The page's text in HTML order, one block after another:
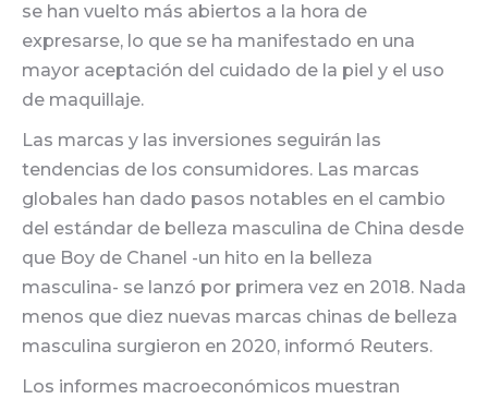
se han vuelto más abiertos a la hora de
expresarse, lo que se ha manifestado en una
mayor aceptación del cuidado de la piel y el uso
de maquillaje.
Las marcas y las inversiones seguirán las
tendencias de los consumidores. Las marcas
globales han dado pasos notables en el cambio
del estándar de belleza masculina de China desde
que Boy de Chanel -un hito en la belleza
masculina- se lanzó por primera vez en 2018. Nada
menos que diez nuevas marcas chinas de belleza
masculina surgieron en 2020, informó Reuters.
Los informes macroeconómicos muestran